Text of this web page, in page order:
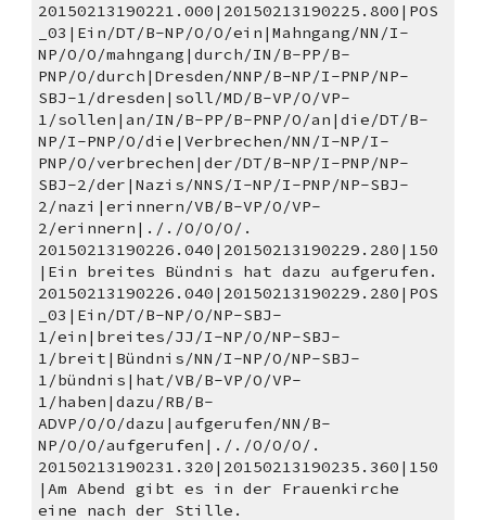
20150213190221.000|20150213190225.800|POS
_03|Ein/DT/B-NP/O/O/ein|Mahngang/NN/I-
NP/O/O/mahngang|durch/IN/B-PP/B-
PNP/O/durch|Dresden/NNP/B-NP/I-PNP/NP-
SBJ-1/dresden|soll/MD/B-VP/O/VP-
1/sollen|an/IN/B-PP/B-PNP/O/an|die/DT/B-
NP/I-PNP/O/die|Verbrechen/NN/I-NP/I-
PNP/O/verbrechen|der/DT/B-NP/I-PNP/NP-
SBJ-2/der|Nazis/NNS/I-NP/I-PNP/NP-SBJ-
2/nazi|erinnern/VB/B-VP/O/VP-
2/erinnern|././O/O/O/.
20150213190226.040|20150213190229.280|150
20150213190226.040|20150213190229.280|POS
_03|Ein/DT/B-NP/O/NP-SBJ-
1/ein|breites/JJ/I-NP/O/NP-SBJ-
1/breit|Bündnis/NN/I-NP/O/NP-SBJ-
1/bündnis|hat/VB/B-VP/O/VP-
1/haben|dazu/RB/B-
ADVP/O/O/dazu|aufgerufen/NN/B-
NP/O/O/aufgerufen|././O/O/O/.
20150213190231.320|20150213190235.360|150
|Am Abend gibt es in der Frauenkirche
eine nach der Stille.